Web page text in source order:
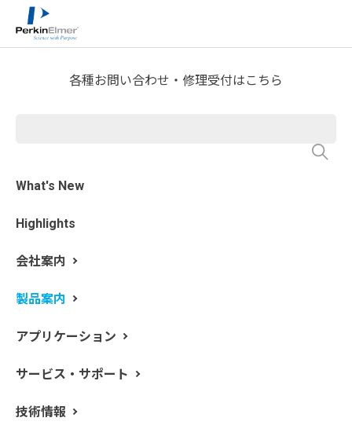
各種お問い合わせ・修理受付はこちら
What's New
Highlights
会社案内
製品案内
アプリケーション
サービス・サポート
技術情報
ホーム
複雑な混合物、発生ガス、または未知の製品について
者は、異なる前処理を必要とする複数の分析装置を使用
TG、IR、GC/MSを組合せて測定するハイフネーションソ
価を可能にします。さらに自動化された機能により、メ
す。パーキンエルマーのハイフネーションソリューショ
装置だけでは得ることのできない、様々な知見を得るこ